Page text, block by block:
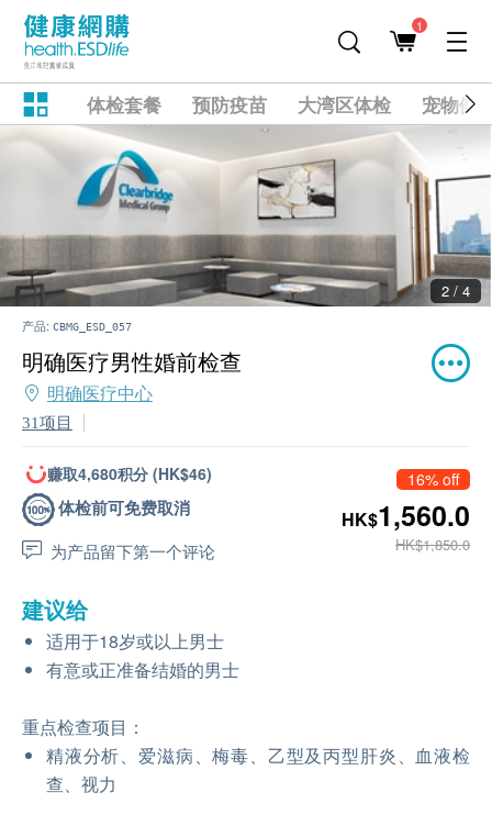
1
体检套餐 预防疫苗 大湾区体检 宠物健
2 / 4
产品: CBMG_ESD_057
明确医疗男性婚前检查
明确医疗中心
31项目
赚取4,680积分 (HK$46)
体检前可免费取消
为产品留下第一个评论
16% off
HK$1,560.0
HK$1,850.0
建议给
适用于18岁或以上男士
有意或正准备结婚的男士
重点检查项目：
精液分析、爱滋病、梅毒、乙型及丙型肝炎、血液检
查、视力